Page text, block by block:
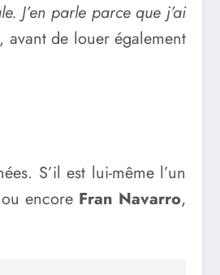
J’en parle parce que j’ai
avant de louer également
S’il est lui-même l’un
encore Fran Navarro,